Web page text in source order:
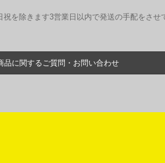
を除きます3営業日以内で発送の手配をさせ
品に関するご質問・お問い合わせ